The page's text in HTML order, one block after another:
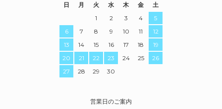
日
月 火 水 木 金
土
1
2 3 4
5
6
7 8 9 10 11
12
13
14 15 16 17 18
19
20
21 22 23 24 25
26
27
28 29 30
営業日のご案内